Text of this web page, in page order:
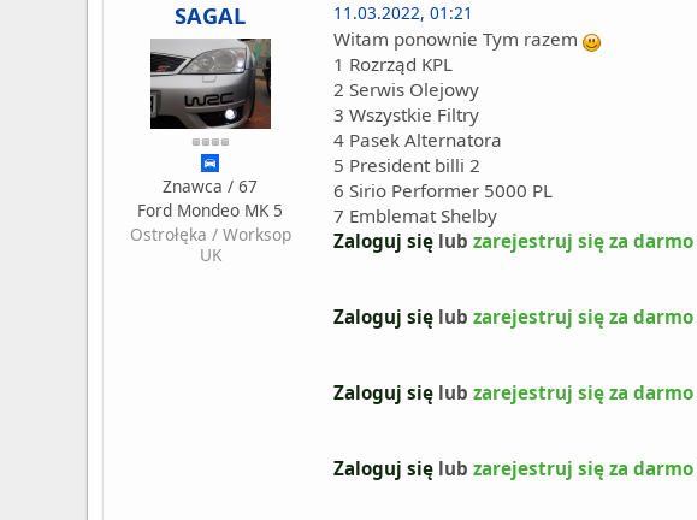
SAGAL
Znawca / 67
Ford Mondeo MK 5
Ostrołęka / Worksop
UK
11.03.2022, 01:21
Witam ponownie Tym razem
1 Rozrząd KPL
2 Serwis Olejowy
3 Wszystkie Filtry
4 Pasek Alternatora
5 President billi 2
6 Sirio Performer 5000 PL
7 Emblemat Shelby
Zaloguj się lub zarejestruj się za darmo
Zaloguj się lub zarejestruj się za darmo
Zaloguj się lub zarejestruj się za darmo
Zaloguj się lub zarejestruj się za darmo